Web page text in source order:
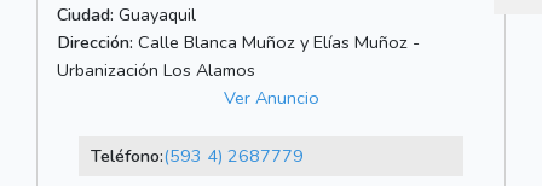
Ciudad: Guayaquil
Dirección: Calle Blanca Muñoz y Elías Muñoz -
Urbanización Los Alamos
Ver Anuncio
Teléfono:(593 4) 2687779